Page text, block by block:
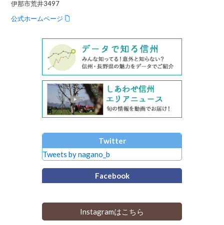
伊那市荒井3497
公式ホームページ
Twitter
Tweets by nagano_b
Facebook
Instagramはこちら